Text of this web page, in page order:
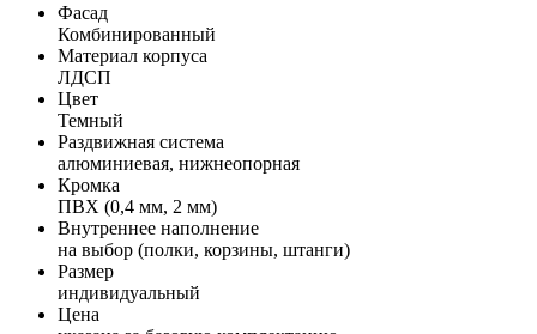
Фасад
Комбинированный
Материал корпуса
ЛДСП
Цвет
Темный
Раздвижная система
алюминиевая, нижнеопорная
Кромка
ПВХ (0,4 мм, 2 мм)
Внутреннее наполнение
на выбор (полки, корзины, штанги)
Размер
индивидуальный
Цена